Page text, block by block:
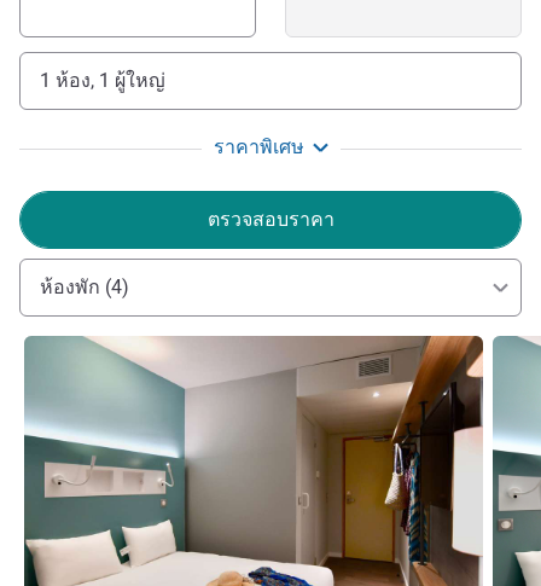
indescribable ambiance, as well as its unique decor. A
warm welcome awaits you at DUSK.
passion for the region: the best locations and our favorite
regional delights. Satisfying our guests is what makes us
happy.
Véronique VENTURINI ฝ่ายบริหารโรงแรม
1 ห้อง, 1 ผู้ใหญ่
ราคาพิเศษ
ตรวจสอบราคา
ห้องพัก (4)
ดูรายละเอียด ดูราย